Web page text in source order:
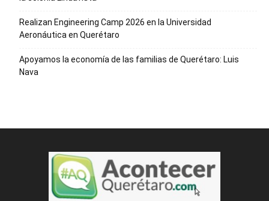
Realizan Engineering Camp 2026 en la Universidad
Aeronáutica en Querétaro
Apoyamos la economía de las familias de Querétaro: Luis
Nava